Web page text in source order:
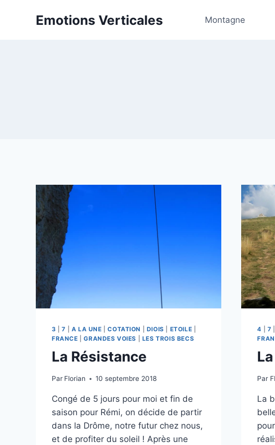
Emotions Verticales Montagne
3 |7 A LA UNE |COTATION DIOIS ETOILE
FRANCE |GRANDES VOIES LES TROIS BECS
La Résistance
Par Florian 10 septembre 2018
Congé de 5 jours pour moi et fin de
saison pour Rémi, on décide de partir
dans la Drôme, notre futur chez nous,
et de profiter du soleil ! Après une
4 7
Par
La